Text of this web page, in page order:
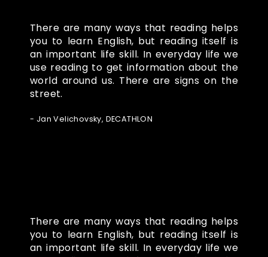
There are many ways that reading helps
you to learn English, but reading itself is
an important life skill. In everyday life we
use reading to get information about the
world around us. There are signs on the
street.
- Jan Velichovsky, DECATHLON
There are many ways that reading helps
you to learn English, but reading itself is
an important life skill. In everyday life we